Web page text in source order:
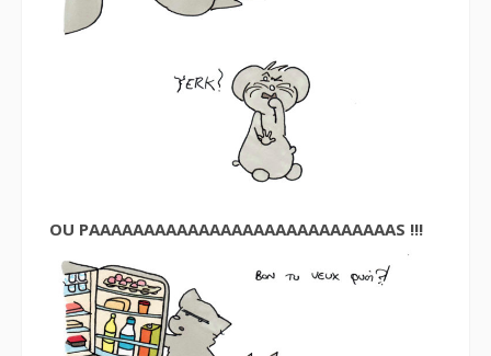
OU PAAAAAAAAAAAAAAAAAAAAAAAAAAAAS !!!